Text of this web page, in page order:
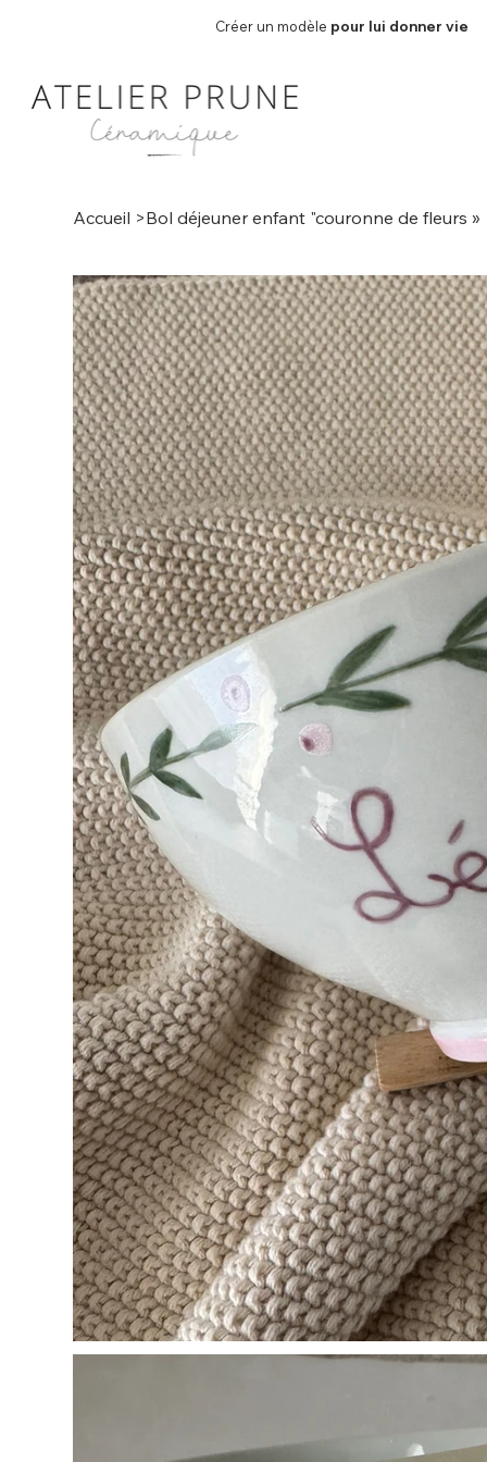
Créer un modèle pour lui donner vie
Accueil >Bol déjeuner enfant "couronne de fleurs »